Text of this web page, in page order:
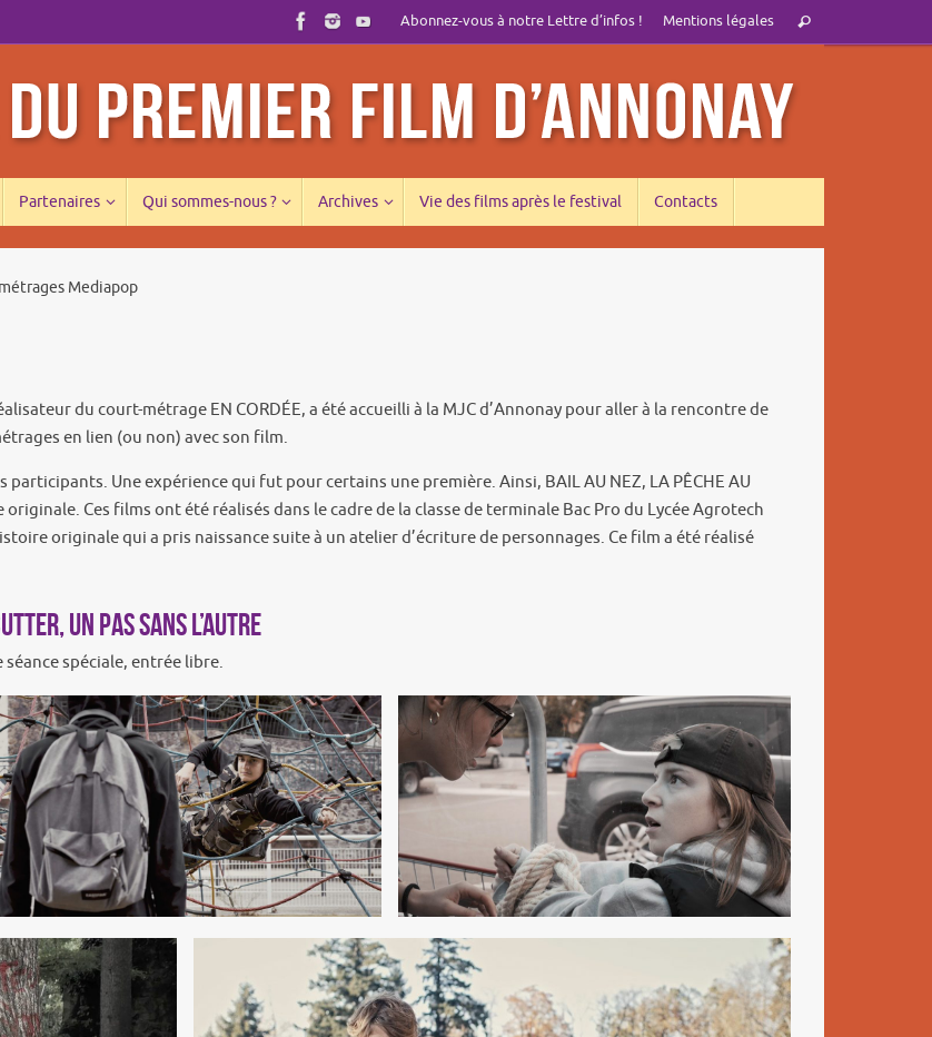
Abonnez-vous à notre Lettre d’infos ! Mentions légales
pour
Rechercher
Partenaires Qui sommes-nous ? Archives Vie des films après le festival Contacts
Mediapop
du court-métrage EN CORDÉE, a été accueilli à la MJC d’Annonay pour aller à la rencontre de
en lien (ou non) avec son film.
Une expérience qui fut pour certains une première. Ainsi, BAIL AU NEZ, LA PÊCHE AU
Ces films ont été réalisés dans le cadre de la classe de terminale Bac Pro du Lycée Agrotech
originale qui a pris naissance suite à un atelier d’écriture de personnages. Ce film a été réalisé
Un pas sans l’autre
spéciale, entrée libre.